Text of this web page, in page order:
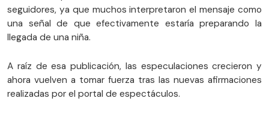
seguidores, ya que muchos interpretaron el mensaje como
una señal de que efectivamente estaría preparando la
llegada de una niña.
A raíz de esa publicación, las especulaciones crecieron y
ahora vuelven a tomar fuerza tras las nuevas afirmaciones
realizadas por el portal de espectáculos.